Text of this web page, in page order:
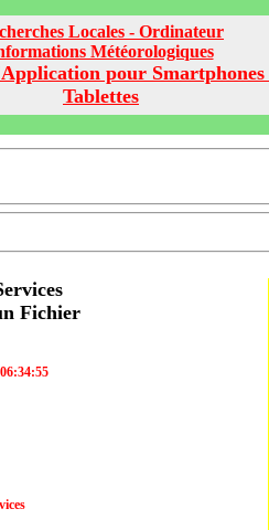
Locales - Ordinateur
Météorologiques
pour Smartphones
Tablettes
Fichier